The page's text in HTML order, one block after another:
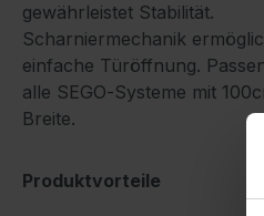
gewährleistet Stabilität.
Scharniermechanik
einfache Türöffnung.
alle SEGO‑Systeme mit
Breite.
Produktvorteile